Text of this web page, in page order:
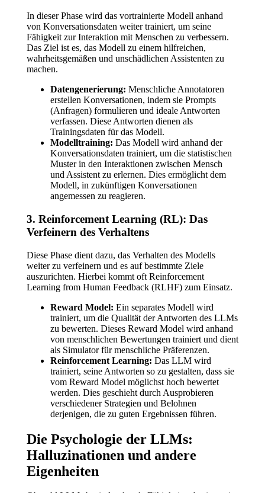
In dieser Phase wird das vortrainierte Modell anhand
von Konversationsdaten weiter trainiert, um seine
Fähigkeit zur Interaktion mit Menschen zu verbessern.
Das Ziel ist es, das Modell zu einem hilfreichen,
wahrheitsgemäßen und unschädlichen Assistenten zu
machen.
Datengenerierung: Menschliche Annotatoren
erstellen Konversationen, indem sie Prompts
(Anfragen) formulieren und ideale Antworten
verfassen. Diese Antworten dienen als
Trainingsdaten für das Modell.
Modelltraining: Das Modell wird anhand der
Konversationsdaten trainiert, um die statistischen
Muster in den Interaktionen zwischen Mensch
und Assistent zu erlernen. Dies ermöglicht dem
Modell, in zukünftigen Konversationen
angemessen zu reagieren.
3. Reinforcement Learning (RL): Das
Verfeinern des Verhaltens
Diese Phase dient dazu, das Verhalten des Modells
weiter zu verfeinern und es auf bestimmte Ziele
auszurichten. Hierbei kommt oft Reinforcement
Learning from Human Feedback (RLHF) zum Einsatz.
Reward Model: Ein separates Modell wird
trainiert, um die Qualität der Antworten des LLMs
zu bewerten. Dieses Reward Model wird anhand
von menschlichen Bewertungen trainiert und dient
als Simulator für menschliche Präferenzen.
Reinforcement Learning: Das LLM wird
trainiert, seine Antworten so zu gestalten, dass sie
vom Reward Model möglichst hoch bewertet
werden. Dies geschieht durch Ausprobieren
verschiedener Strategien und Belohnen
derjenigen, die zu guten Ergebnissen führen.
Die Psychologie der LLMs:
Halluzinationen und andere
Eigenheiten